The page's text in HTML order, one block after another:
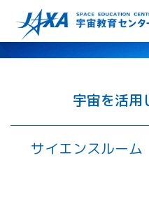
宇宙を活用
サイエンスルー